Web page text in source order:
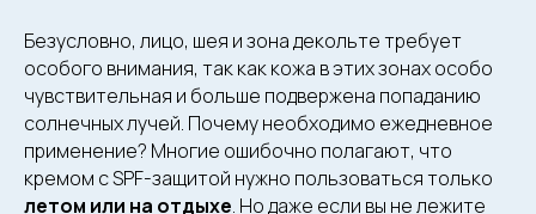
Безусловно, лицо, шея и зона декольте требует
особого внимания, так как кожа в этих зонах особо
чувствительная и больше подвержена попаданию
солнечных лучей. Почему необходимо ежедневное
применение? Многие ошибочно полагают, что
кремом с SPF-защитой нужно пользоваться только
летом или на отдыхе. Но даже если вы не лежите
ПН–СБ: 9:00–21:00
ВС: 10:00–21:00
Процедуры для тела Специалисты
Акции
Косметология
Москва, Дмитровское шоссе,
13 (м. Тимирязевская)